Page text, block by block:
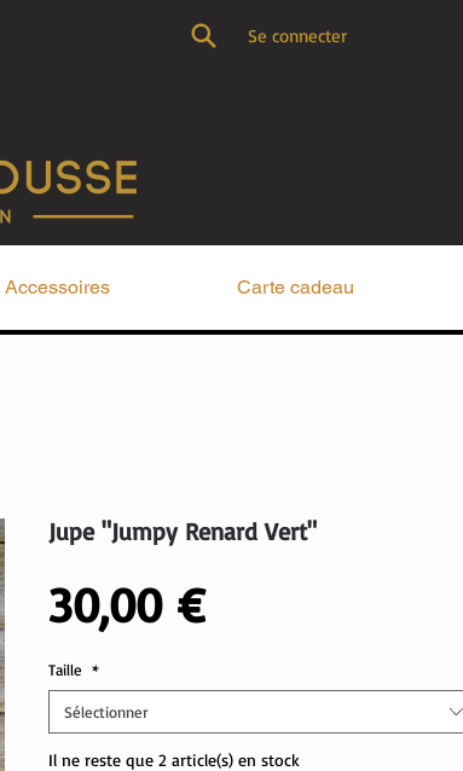
Jupe "Jumpy Renard Vert"
30,00 €Prix
Taille *
Sélectionner
Il ne reste que 2 article(s) en stock
Accessoires Carte cadeau
Se connecter